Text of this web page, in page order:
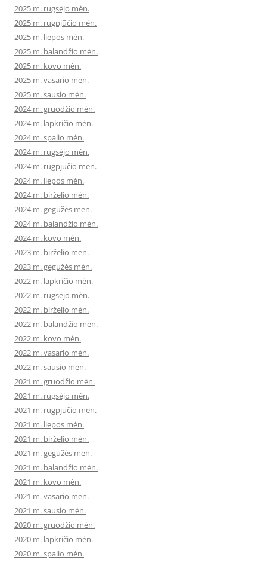
2025 m. rugsėjo mėn.
2025 m. rugpjūčio mėn.
2025 m. liepos mėn.
2025 m. balandžio mėn.
2025 m. kovo mėn.
2025 m. vasario mėn.
2025 m. sausio mėn.
2024 m. gruodžio mėn.
2024 m. lapkričio mėn.
2024 m. spalio mėn.
2024 m. rugsėjo mėn.
2024 m. rugpjūčio mėn.
2024 m. liepos mėn.
2024 m. birželio mėn.
2024 m. gegužės mėn.
2024 m. balandžio mėn.
2024 m. kovo mėn.
2023 m. birželio mėn.
2023 m. gegužės mėn.
2022 m. lapkričio mėn.
2022 m. rugsėjo mėn.
2022 m. birželio mėn.
2022 m. balandžio mėn.
2022 m. kovo mėn.
2022 m. vasario mėn.
2022 m. sausio mėn.
2021 m. gruodžio mėn.
2021 m. rugsėjo mėn.
2021 m. rugpjūčio mėn.
2021 m. liepos mėn.
2021 m. birželio mėn.
2021 m. gegužės mėn.
2021 m. balandžio mėn.
2021 m. kovo mėn.
2021 m. vasario mėn.
2021 m. sausio mėn.
2020 m. gruodžio mėn.
2020 m. lapkričio mėn.
2020 m. spalio mėn.